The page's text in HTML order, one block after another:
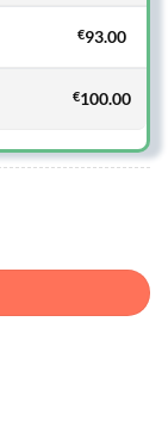
€93.00
€100.00